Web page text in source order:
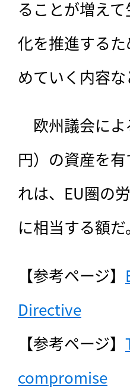
ることが増え
化を推進する
めていく内容な
欧州議会によ
円）の資産を
れは、EU圏の
に相当する額だ。
【参考ページ】
Directive
【参考ページ】
compromise